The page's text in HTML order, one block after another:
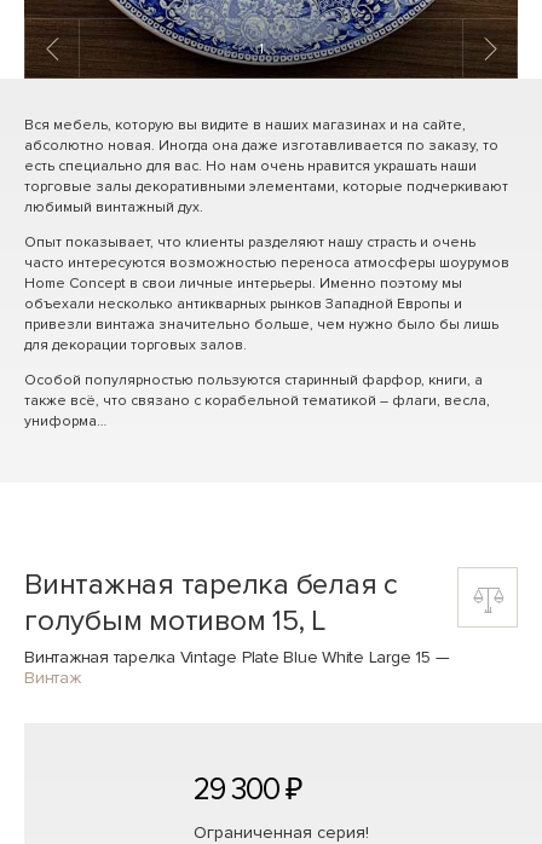
1/ 3
Вся мебель, которую вы видите в наших магазинах и на сайте,
абсолютно новая. Иногда она даже изготавливается по заказу, то
есть специально для вас. Но нам очень нравится украшать наши
торговые залы декоративными элементами, которые подчеркивают
любимый винтажный дух.
Опыт показывает, что клиенты разделяют нашу страсть и очень
часто интересуются возможностью переноса атмосферы шоурумов
Home Concept в свои личные интерьеры. Именно поэтому мы
объехали несколько антикварных рынков Западной Европы и
привезли винтажа значительно больше, чем нужно было бы лишь
для декорации торговых залов.
Особой популярностью пользуются старинный фарфор, книги, а
также всё, что связано с корабельной тематикой – флаги, весла,
униформа…
Винтажная тарелка белая с
голубым мотивом 15, L
Винтажная тарелка Vintage Plate Blue White Large 15 —
Винтаж
29 300 ₽
Ограниченная серия!